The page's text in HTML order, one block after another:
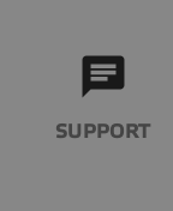
chat
SUPPORT